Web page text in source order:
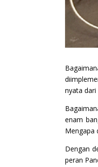
nyata
enam
Mengapa
Dengan
peran